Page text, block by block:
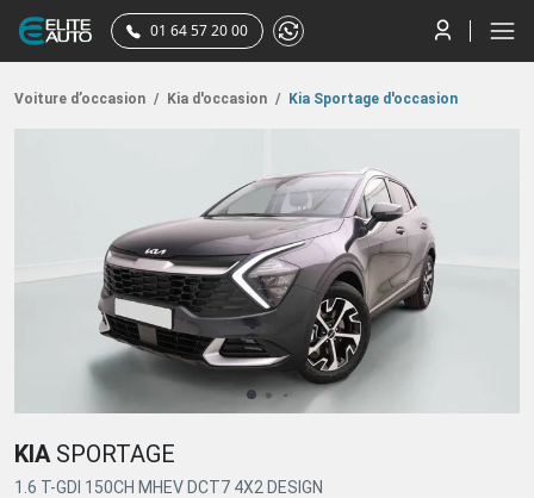
01 64 57 20 00
Voiture d’occasion / Kia d'occasion / Kia Sportage d'occasion
KIA SPORTAGE
1.6 T-GDI 150CH MHEV DCT7 4X2 DESIGN